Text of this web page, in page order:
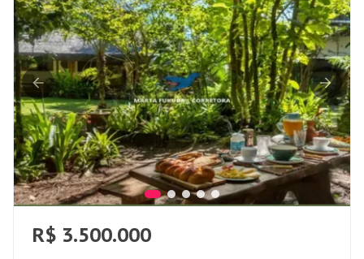
R$ 3.500.000